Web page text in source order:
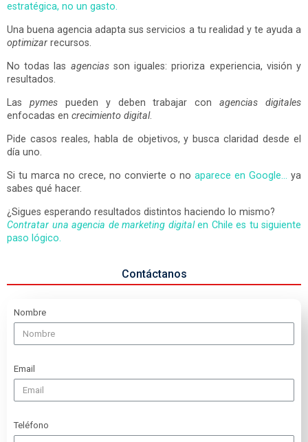
estratégica, no un gasto.
Una buena agencia adapta sus servicios a tu realidad y te ayuda a
optimizar recursos.
No todas las agenciasson iguales: prioriza experiencia, visión y
resultados.
Las pymespueden y deben trabajar conagencias digitales
enfocadas en crecimiento digital.
Pide casos reales, habla de objetivos, y busca claridad desde el
día uno.
Si tu marca no crece, no convierte o no aparece en Google…
ya
sabes qué hacer.
¿Sigues esperando resultados distintos haciendo lo mismo?
Contratar una agencia de marketing digitalen Chile es tu siguiente
paso lógico.
Contáctanos
Nombre
Email
Teléfono